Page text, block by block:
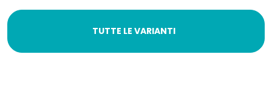
TUTTE LE VARIANTI